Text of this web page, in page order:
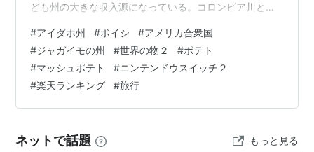
ども州の大きな収入源になっている。コロンビア川とス
るルイストン市は大陸アメリカ合衆国の太平洋岸から最
も内陸にある海港になっている。 また、「ジャガイモの
州（Potato State）」と呼ばれることからわかるように
ジャガイモの栽培が盛んでありアイダホ産ジャガイモの
団体商標を所有する州政府の機関としてアイダホ州ジャ
#アイダホ州 #ボイシ #アメリカ合衆国
#ジャガイモの州 #世界の物２ #ポテト
#マッシュポテト #ニンテンドウスイッチ２
#楽天ランキング #旅行
ネットで話題 もっと見る